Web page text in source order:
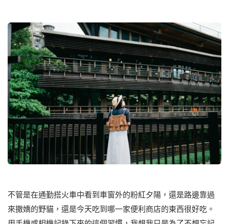
不管是在通勤搭火⾞中看到⾞窗外的粉紅夕陽，還是路邊靠過
來撒嬌的野貓，還是今天吃到哪⼀家便利商店的東西很好吃。